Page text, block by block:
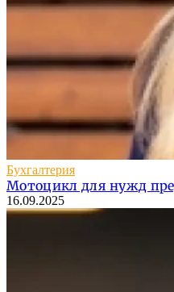
Бухгалтерия
Мотоцикл для нужд
16.09.2025